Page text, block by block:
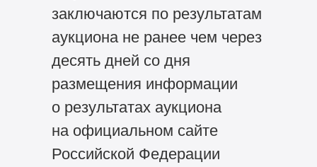
заключаются по результатам
аукциона не ранее чем через
десять дней со дня
размещения информации
о результатах аукциона
на официальном сайте
Российской Федерации